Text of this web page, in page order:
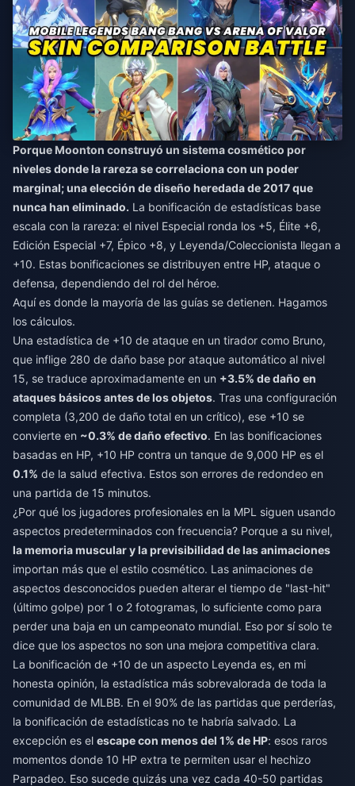
Porque Moonton construyó un sistema cosmético por
niveles donde la rareza se correlaciona con un poder
marginal; una elección de diseño heredada de 2017 que
nunca han eliminado. La bonificación de estadísticas base
escala con la rareza: el nivel Especial ronda los +5, Élite +6,
Edición Especial +7, Épico +8, y Leyenda/Coleccionista llegan a
+10. Estas bonificaciones se distribuyen entre HP, ataque o
defensa, dependiendo del rol del héroe.
Aquí es donde la mayoría de las guías se detienen. Hagamos
los cálculos.
Una estadística de +10 de ataque en un tirador como Bruno,
que inflige 280 de daño base por ataque automático al nivel
15, se traduce aproximadamente en un +3.5% de daño en
ataques básicos antes de los objetos. Tras una configuración
completa (3,200 de daño total en un crítico), ese +10 se
convierte en ~0.3% de daño efectivo. En las bonificaciones
basadas en HP, +10 HP contra un tanque de 9,000 HP es el
0.1% de la salud efectiva. Estos son errores de redondeo en
una partida de 15 minutos.
¿Por qué los jugadores profesionales en la MPL siguen usando
aspectos predeterminados con frecuencia? Porque a su nivel,
la memoria muscular y la previsibilidad de las animaciones
importan más que el estilo cosmético. Las animaciones de
aspectos desconocidos pueden alterar el tiempo de "last-hit"
(último golpe) por 1 o 2 fotogramas, lo suficiente como para
perder una baja en un campeonato mundial. Eso por sí solo te
dice que los aspectos no son una mejora competitiva clara.
La bonificación de +10 de un aspecto Leyenda es, en mi
honesta opinión, la estadística más sobrevalorada de toda la
comunidad de MLBB. En el 90% de las partidas que perderías,
la bonificación de estadísticas no te habría salvado. La
excepción es el escape con menos del 1% de HP: esos raros
momentos donde 10 HP extra te permiten usar el hechizo
Parpadeo. Eso sucede quizás una vez cada 40-50 partidas